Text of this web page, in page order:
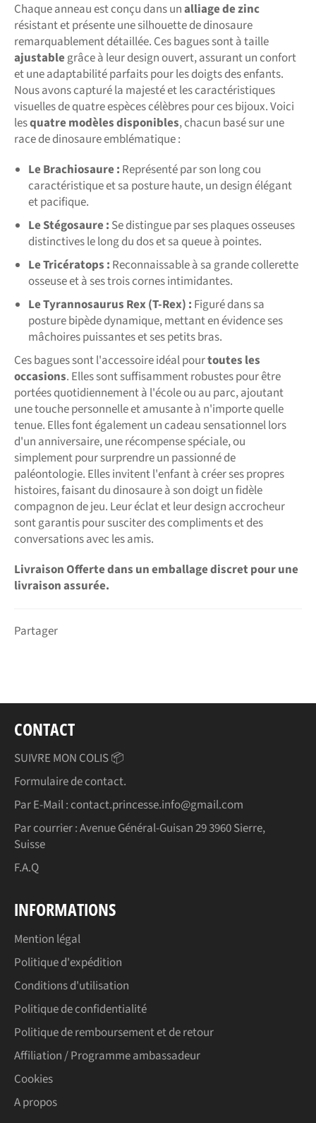
Chaque anneau est conçu dans unalliage de zinc
résistant et présente une silhouette de dinosaure
remarquablement détaillée. Ces bagues sont à taille
ajustablegrâce à leur design ouvert, assurant un confort
et une adaptabilité parfaits pour les doigts des enfants.
Nous avons capturé la majesté et les caractéristiques
visuelles de quatre espèces célèbres pour ces bijoux. Voici
lesquatre modèles disponibles, chacun basé sur une
race de dinosaure emblématique :
Le Brachiosaure : Représenté par son long cou
caractéristique et sa posture haute, un design élégant
et pacifique.
Le Stégosaure : Se distingue par ses plaques osseuses
distinctives le long du dos et sa queue à pointes.
Le Tricératops : Reconnaissable à sa grande collerette
osseuse et à ses trois cornes intimidantes.
Le Tyrannosaurus Rex (T-Rex) : Figuré dans sa
posture bipède dynamique, mettant en évidence ses
mâchoires puissantes et ses petits bras.
Ces bagues sont l'accessoire idéal pourtoutes les
occasions. Elles sont suffisamment robustes pour être
portées quotidiennement à l'école ou au parc, ajoutant
une touche personnelle et amusante à n'importe quelle
tenue. Elles font également un cadeau sensationnel lors
d'un anniversaire, une récompense spéciale, ou
simplement pour surprendre un passionné de
paléontologie. Elles invitent l'enfant à créer ses propres
histoires, faisant du dinosaure à son doigt un fidèle
compagnon de jeu. Leur éclat et leur design accrocheur
sont garantis pour susciter des compliments et des
conversations avec les amis.
Livraison Offerte dans un emballage discret pour une
livraison assurée.
Partager
CONTACT
SUIVRE MON COLIS 📦
Formulaire de contact.
Par E-Mail : contact.princesse.info@gmail.com
Par courrier : Avenue Général-Guisan 29 3960 Sierre,
Suisse
F.A.Q
INFORMATIONS
Mention légal
Politique d'expédition
Conditions d'utilisation
Politique de confidentialité
Politique de remboursement et de retour
Affiliation / Programme ambassadeur
Cookies
A propos